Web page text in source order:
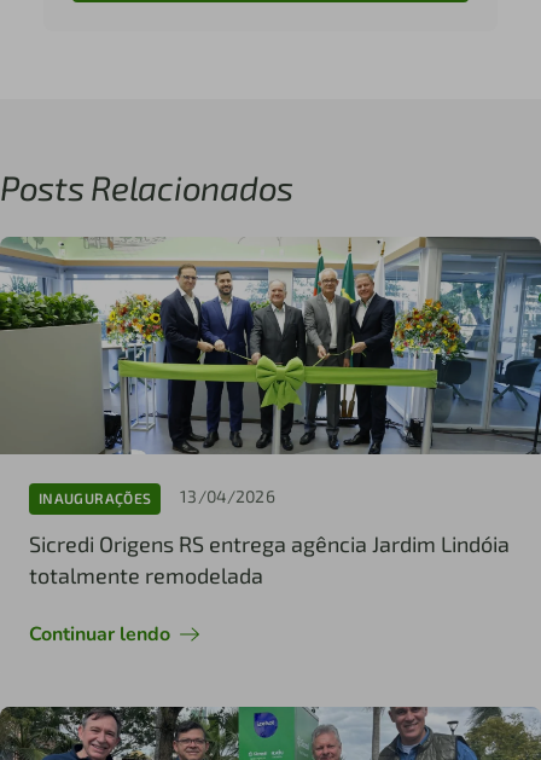
Posts Relacionados
INAUGURAÇÕES 13/04/2026
Sicredi Origens RS entrega agência Jardim Lindóia
totalmente remodelada
Continuar lendo